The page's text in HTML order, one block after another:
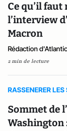
Ce qu’il
l’interview
Macron
Rédaction
2 min de lecture
RASSENERER LES
Sommet de
Washington